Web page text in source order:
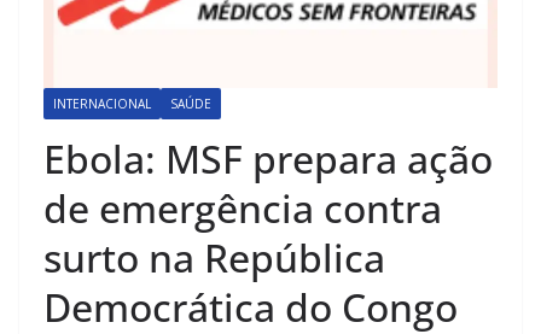
INTERNACIONAL SAÚDE
Ebola: MSF prepara ação
de emergência contra
surto na República
Democrática do Congo